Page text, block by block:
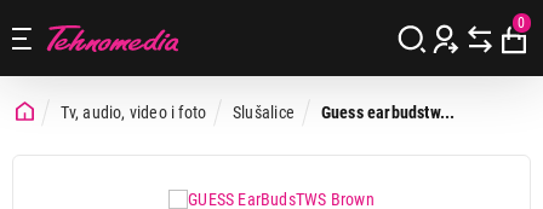
0
Tv, audio, video i foto Slušalice Guess earbudstw...